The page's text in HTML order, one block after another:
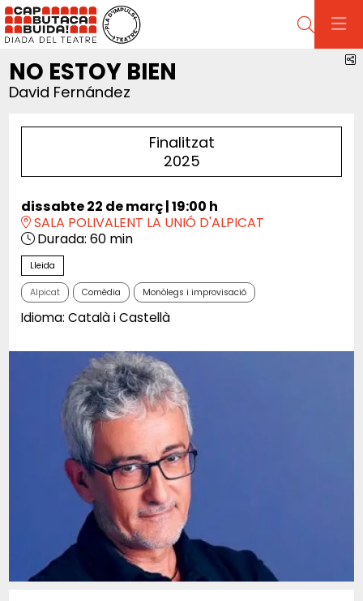
Cerca
NO ESTOY BIEN
David Fernández
Finalitzat
2025
dissabte 22 de març|19:00 h
SALA POLIVALENT LA UNIÓ D'ALPICAT
Durada: 60 min
Lleida
Alpicat Comèdia Monòlegs i improvisació
Idioma: Català i Castellà